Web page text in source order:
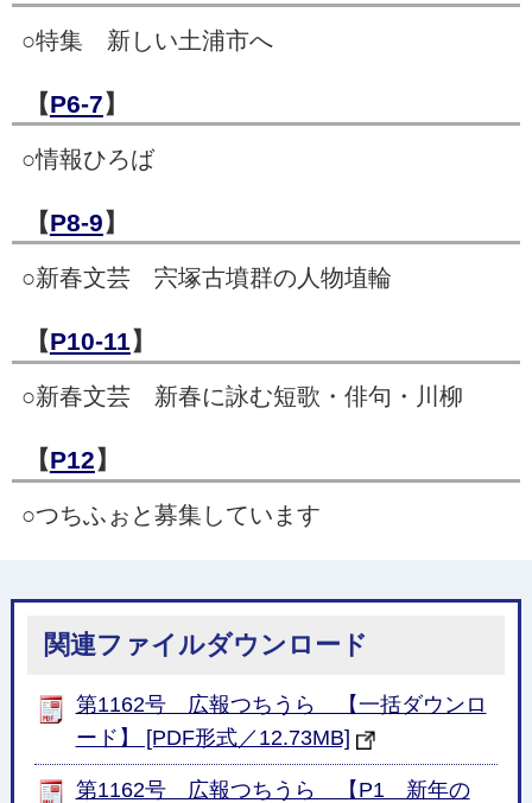
○特集 新しい土浦市へ
【P6-7】
○情報ひろば
【P8-9】
○新春文芸 宍塚古墳群の人物埴輪
【P10-11】
○新春文芸 新春に詠む短歌・俳句・川柳
【P12】
○つちふぉと募集しています
関連ファイルダウンロード
第1162号 広報つちうら 【一括ダウンロ
ード】 [PDF形式／12.73MB]
第1162号 広報つちうら 【P1 新年の